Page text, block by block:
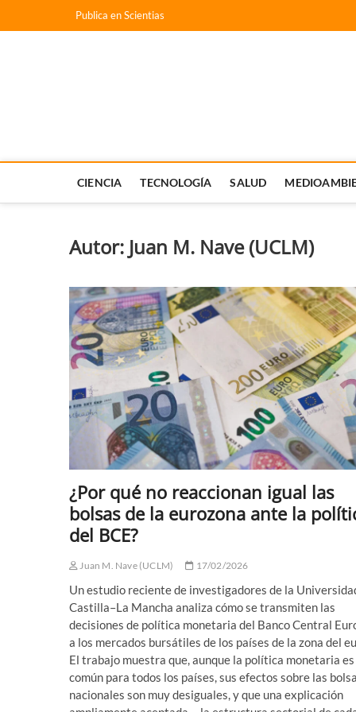
Publica en Scientias
CIENCIA TECNOLOGÍA SALUD
Autor: Juan M. Nave (UCLM)
¿Por qué no reaccionan igual las
bolsas de la eurozona ante la
del BCE?
Juan M. Nave (UCLM) 17/02/2026
Un estudio reciente de investigadores de la
Castilla–La Mancha analiza cómo se transmiten las
decisiones de política monetaria del Banco Central
a los mercados bursátiles de los países de la zona del
El trabajo muestra que, aunque la política monetaria es
común para todos los países, sus efectos sobre las
nacionales son muy desiguales, y que una explicación